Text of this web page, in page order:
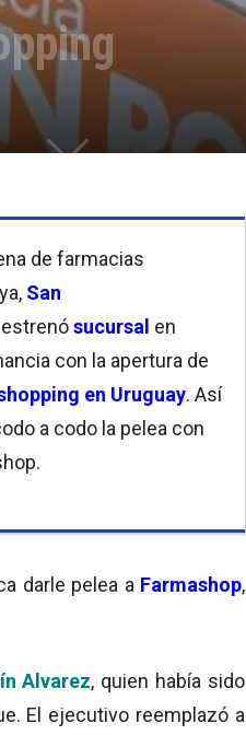
de farmacias
San
estrenósucursal en
con la apertura de
en Uruguay. Así
a codo la pelea con
darle pelea a Farmashop,
Alvarez, quien había sido
El ejecutivo reemplazó a